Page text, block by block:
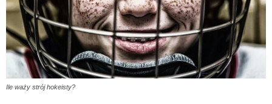
Ile waży strój hokeisty?